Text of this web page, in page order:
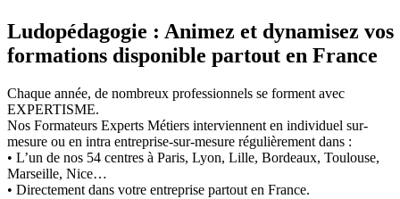
Ludopédagogie : Animez et dynamisez vos
formations disponible partout en France
Chaque année, de nombreux professionnels se forment avec
EXPERTISME.
Nos Formateurs Experts Métiers interviennent en individuel sur-
mesure ou en intra entreprise-sur-mesure régulièrement dans :
• L’un de nos 54 centres à Paris, Lyon, Lille, Bordeaux, Toulouse,
Marseille, Nice…
• Directement dans votre entreprise partout en France.